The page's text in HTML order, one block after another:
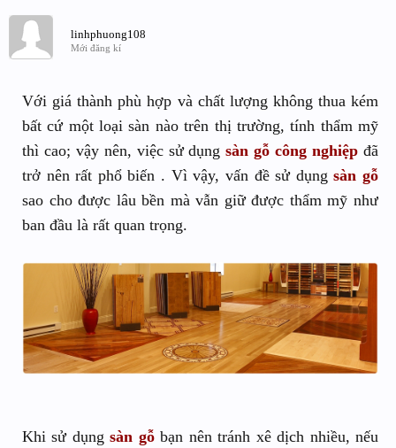
linhphuong108
Mới đăng kí
Với giá thành phù hợp và chất lượng không thua kém
bất cứ một loại sàn nào trên thị trường, tính thẩm mỹ
thì cao; vậy nên, việc sử dụngsàn gỗ công nghiệp đã
trở nên rất phổ biến . Vì vậy, vấn đề sử dụngsàn gỗ
sao cho được lâu bền mà vẫn giữ được thẩm mỹ như
ban đầu là rất quan trọng.
Khi sử dụngsàn gỗ bạn nên tránh xê dịch nhiều, nếu